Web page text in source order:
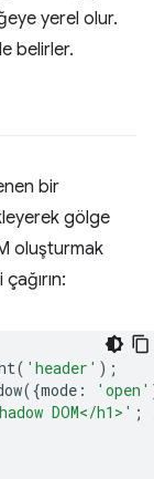
yerel olur.
belirler.
bir
gölge
oluşturmak
( 'header' );
({mode : 'open'
DOM</h1>' ;